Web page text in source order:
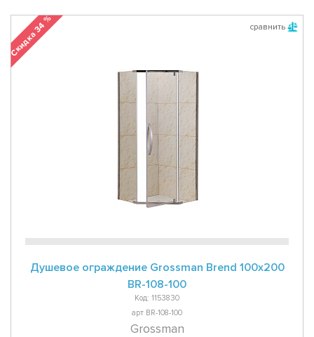
сравнить
Скидка 34 %
Душевое ограждение Grossman Brend 100x200
BR-108-100
Код: 1153830
арт BR-108-100
Grossman